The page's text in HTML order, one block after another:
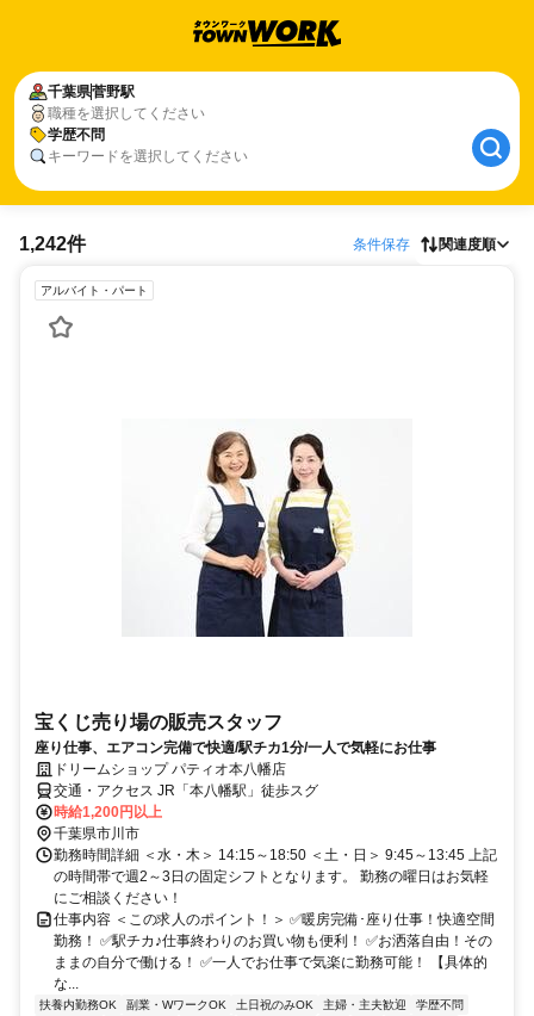
千葉県菅野駅
職種を選択してください
学歴不問
キーワードを選択してください
1,242件 条件保存 関連度順
アルバイト・パート
宝くじ売り場の販売スタッフ
座り仕事、エアコン完備で快適/駅チカ1分/一人で気軽にお仕事
ドリームショップ パティオ本八幡店
交通・アクセス JR「本八幡駅」徒歩スグ
時給1,200円以上
千葉県市川市
勤務時間詳細 ＜水・木＞ 14:15～18:50 ＜土・日＞ 9:45～13:45 上記
の時間帯で週2～3日の固定シフトとなります。 勤務の曜日はお気軽
にご相談ください！
仕事内容 ＜この求人のポイント！＞ ✅暖房完備･座り仕事！快適空間
勤務！ ✅駅チカ♪仕事終わりのお買い物も便利！ ✅お洒落自由！その
ままの自分で働ける！ ✅一人でお仕事で気楽に勤務可能！ 【具体的
な...
扶養内勤務OK 副業・WワークOK 土日祝のみOK 主婦・主夫歓迎
学歴不問